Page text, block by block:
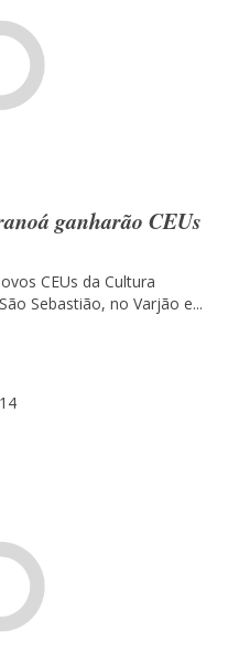
ganharão CEUs
CEUs da Cultura
Sebastião, no Varjão e...